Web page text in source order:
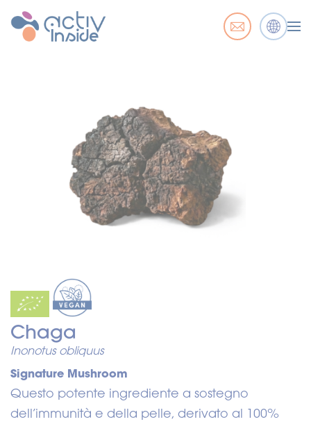
Chaga
Inonotus obliquus
Signature Mushroom
Questo potente ingrediente a sostegno
dell’immunità e della pelle, derivato al 100%